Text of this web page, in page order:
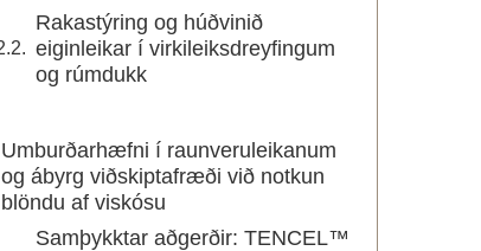
Rakastýring og húðvinið
eiginleikar í virkileiksdreyfingum
og rúmdukk
Umburðarhæfni í raunveruleikanum
og ábyrg viðskiptafræði við notkun
blöndu af viskósu
Samþykktar aðgerðir: TENCEL™